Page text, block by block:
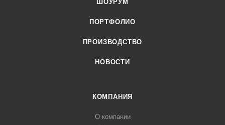
ШОУРУМ
ПОРТФОЛИО
ПРОИЗВОДСТВО
НОВОСТИ
КОМПАНИЯ
О компании